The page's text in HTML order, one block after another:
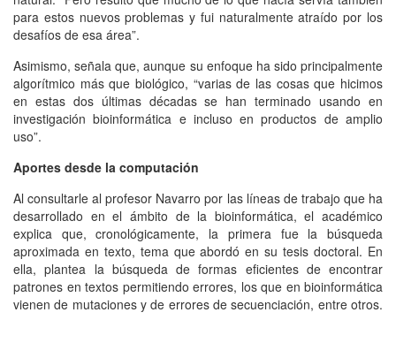
para estos nuevos problemas y fui naturalmente atraído por los
desafíos de esa área”.
Asimismo, señala que, aunque su enfoque ha sido principalmente
algorítmico más que biológico, “varias de las cosas que hicimos
en estas dos últimas décadas se han terminado usando en
investigación bioinformática e incluso en productos de amplio
uso”.
Aportes desde la computación
Al consultarle al profesor Navarro por las líneas de trabajo que ha
desarrollado en el ámbito de la bioinformática, el académico
explica que, cronológicamente, la primera fue la búsqueda
aproximada en texto, tema que abordó en su tesis doctoral. En
ella, plantea la búsqueda de formas eficientes de encontrar
patrones en textos permitiendo errores, los que en bioinformática
vienen de mutaciones y de errores de secuenciación, entre otros.